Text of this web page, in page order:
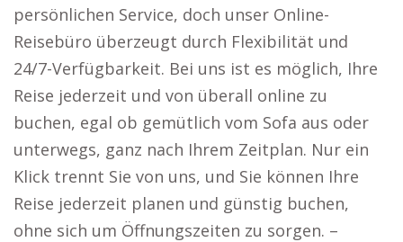
persönlichen Service, doch unser Online-
Reisebüro überzeugt durch Flexibilität und
24/7-Verfügbarkeit. Bei uns ist es möglich, Ihre
Reise jederzeit und von überall online zu
buchen, egal ob gemütlich vom Sofa aus oder
unterwegs, ganz nach Ihrem Zeitplan. Nur ein
Klick trennt Sie von uns, und Sie können Ihre
Reise jederzeit planen und günstig buchen,
ohne sich um Öffnungszeiten zu sorgen. –